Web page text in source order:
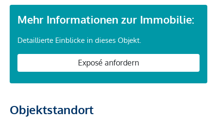
Mehr Informationen zur Immobilie:
Detaillierte Einblicke in dieses Objekt.
Exposé anfordern
Objektstandort